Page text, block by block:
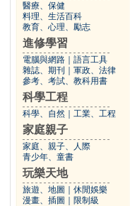
醫療、保健
料理、生活百科
教育、心理、勵志
進修學習
電腦與網路
語言工具
雜誌、期刊
軍政、法律
參考、考試、教科用書
科學工程
科學、自然 工業、工程
家庭親子
家庭、親子、人際
青少年、童書
玩樂天地
旅遊、地圖
休閒娛樂
漫畫、插圖
限制級